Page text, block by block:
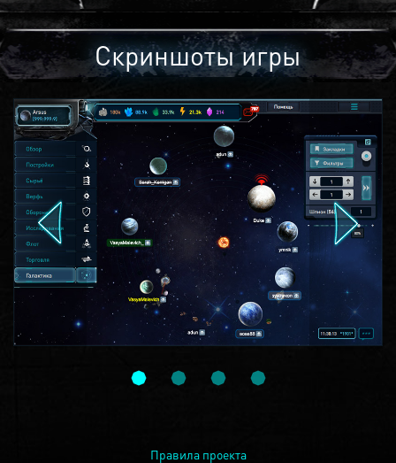
Скриншоты игры
Правила проекта